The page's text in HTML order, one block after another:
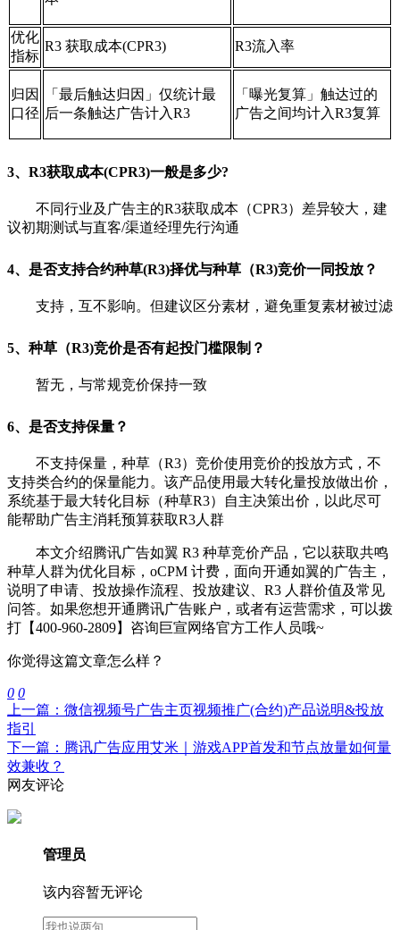
优化
指标
R3 获取成本(CPR3) R3流入率
归因
口径
「最后触达归因」仅统计最
后一条触达广告计入R3
「曝光复算」触达过的
广告之间均计入R3复算
3、R3获取成本(CPR3)一般是多少?
不同行业及广告主的R3获取成本（CPR3）差异较大，建
议初期测试与直客/渠道经理先行沟通
4、是否支持合约种草(R3)择优与种草（R3)竞价一同投放？
支持，互不影响。但建议区分素材，避免重复素材被过滤
5、种草（R3)竞价是否有起投门槛限制？
暂无，与常规竞价保持一致
6、是否支持保量？
不支持保量，种草（R3）竞价使用竞价的投放方式，不
支持类合约的保量能力。该产品使用最大转化量投放做出价，
系统基于最大转化目标（种草R3）自主决策出价，以此尽可
能帮助广告主消耗预算获取R3人群
本文介绍腾讯广告如翼 R3 种草竞价产品，它以获取共鸣
种草人群为优化目标，oCPM 计费，面向开通如翼的广告主，
说明了申请、投放操作流程、投放建议、R3 人群价值及常见
问答。如果您想开通腾讯广告账户，或者有运营需求，可以拨
打【400-960-2809】咨询巨宣网络官方工作人员哦~
你觉得这篇文章怎么样？
0 0
上一篇：微信视频号广告主页视频推广(合约)产品说明&投放
指引
下一篇：腾讯广告应用艾米｜游戏APP首发和节点放量如何量
效兼收？
网友评论
管理员
该内容暂无评论